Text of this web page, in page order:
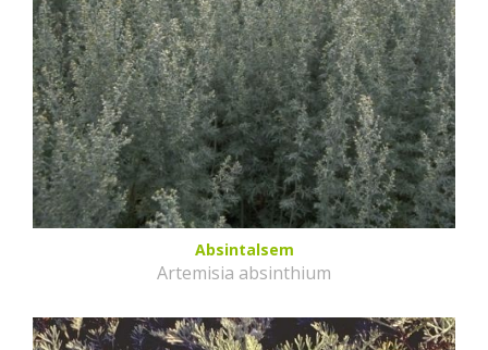
Absintalsem
Artemisia absinthium